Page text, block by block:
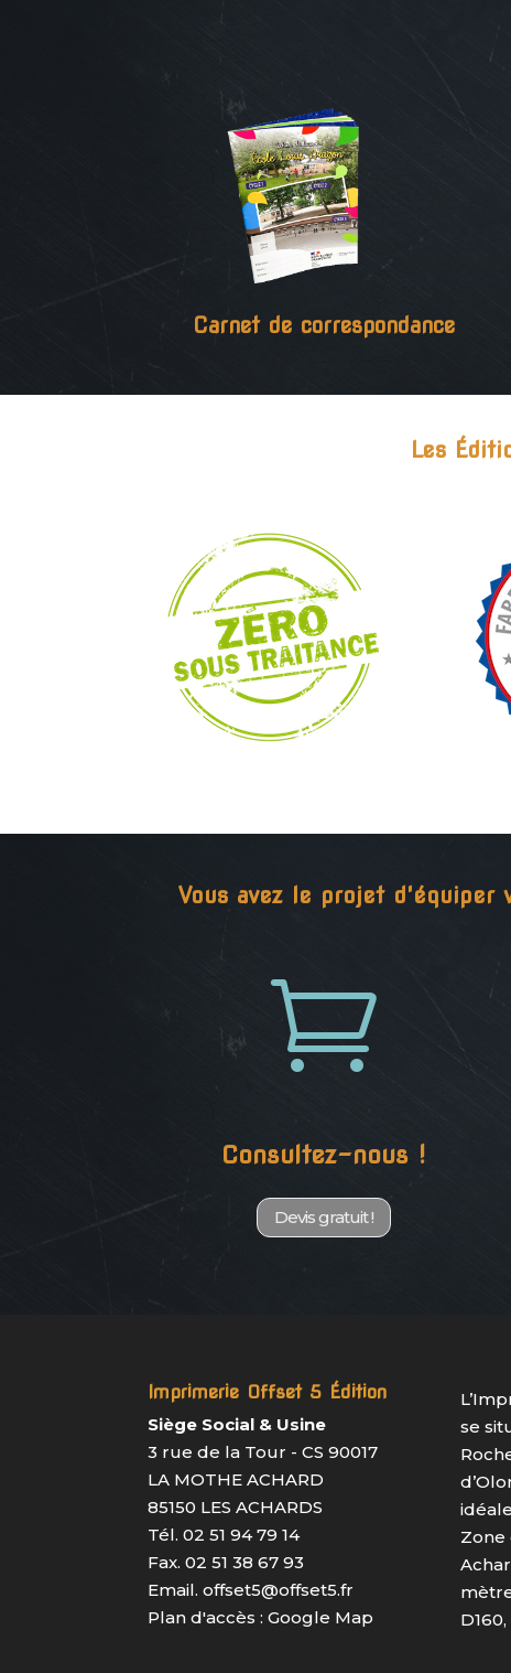
Carnet de correspondance
Les
Vous avez le projet

Consultez-nous !
Devis gratuit !
Imprimerie Offset 5 Édition
Siège Social & Usine
3 rue de la Tour - CS 90017
LA MOTHE ACHARD
85150 LES ACHARDS
Tél. 02 51 94 79 14
Fax. 02 51 38 67 93
Email.offset5@offset5.fr
Plan d'accès :Google Map
se
Zone